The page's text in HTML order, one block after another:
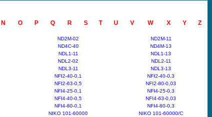
N O P Q R S T U V W X Y Z
ND2M-02
ND2M-11
ND4C-40
ND4M-13
NDL1-11
NDL1-13
NDL2-02
NDL2-11
NDL3-11
NDL3-13
NFI2-40-0,1
NFI2-40-0,3
NFI2-63-0,5
NFI2-80-0,03
NFI4-25-0,1
NFI4-25-0,3
NFI4-40-0,5
NFI4-63-0,03
NFI4-80-0,1
NFI4-80-0,3
NIKO 101-60000
NIKO 101-60000/C